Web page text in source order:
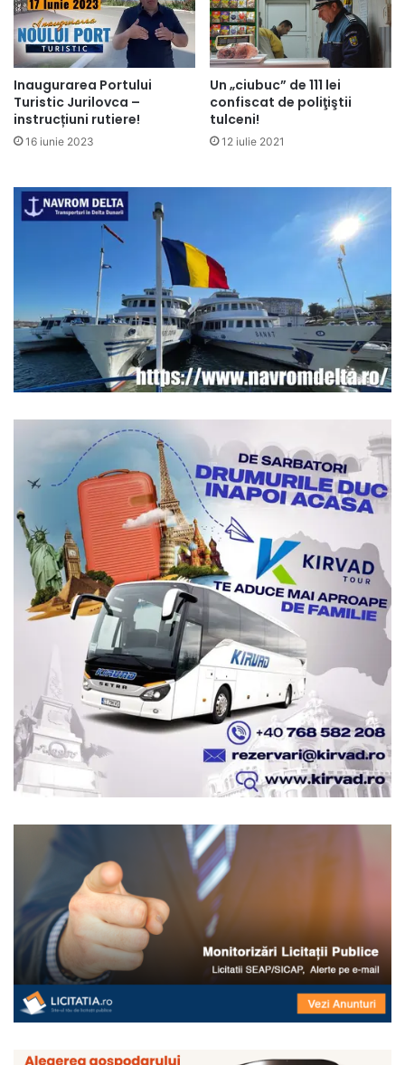
Inaugurarea Portului
Turistic Jurilovca –
instrucțiuni rutiere!
16 iunie 2023
Un „ciubuc” de 111 lei
confiscat de poliţiştii
tulceni!
12 iulie 2021